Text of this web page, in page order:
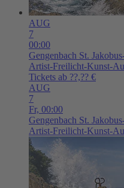
AUG
7
00:00
Gengenbach St.
Artist-Freilicht-Kunst-
Tickets ab ??,?? €
AUG
7
Fr, 00:00
Gengenbach St.
Artist-Freilicht-Kunst-